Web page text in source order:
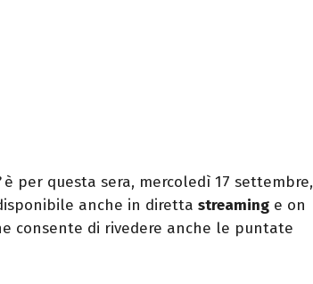
è per questa sera, mercoledì 17 settembre,
anche in diretta streaming e on
consente di rivedere anche le puntate